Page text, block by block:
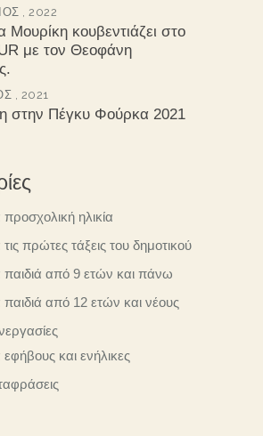
, 2022
Μουρίκη κουβεντιάζει στο
με τον Θεοφάνη
, 2021
στην Πέγκυ Φούρκα 2021
προσχολική ηλικία
τις πρώτες τάξεις του δημοτικού
παιδιά από 9 ετών και πάνω
παιδιά από 12 ετών και νέους
εφήβους και ενήλικες